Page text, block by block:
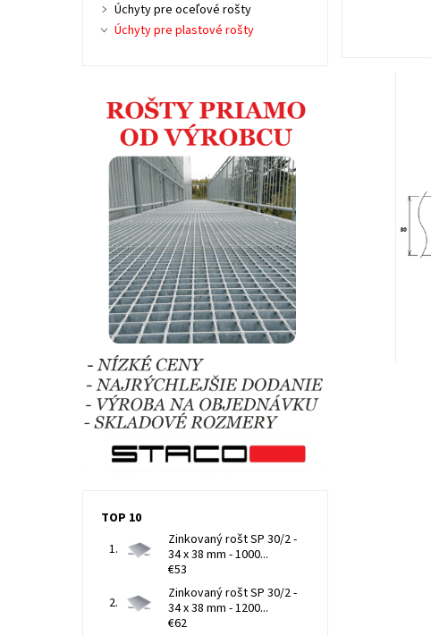
Úchyty pre oceľové rošty
Úchyty pre plastové rošty
TOP 10
Zinkovaný rošt SP 30/2 -
34 x 38 mm - 1000...
€53
Zinkovaný rošt SP 30/2 -
34 x 38 mm - 1200...
€62